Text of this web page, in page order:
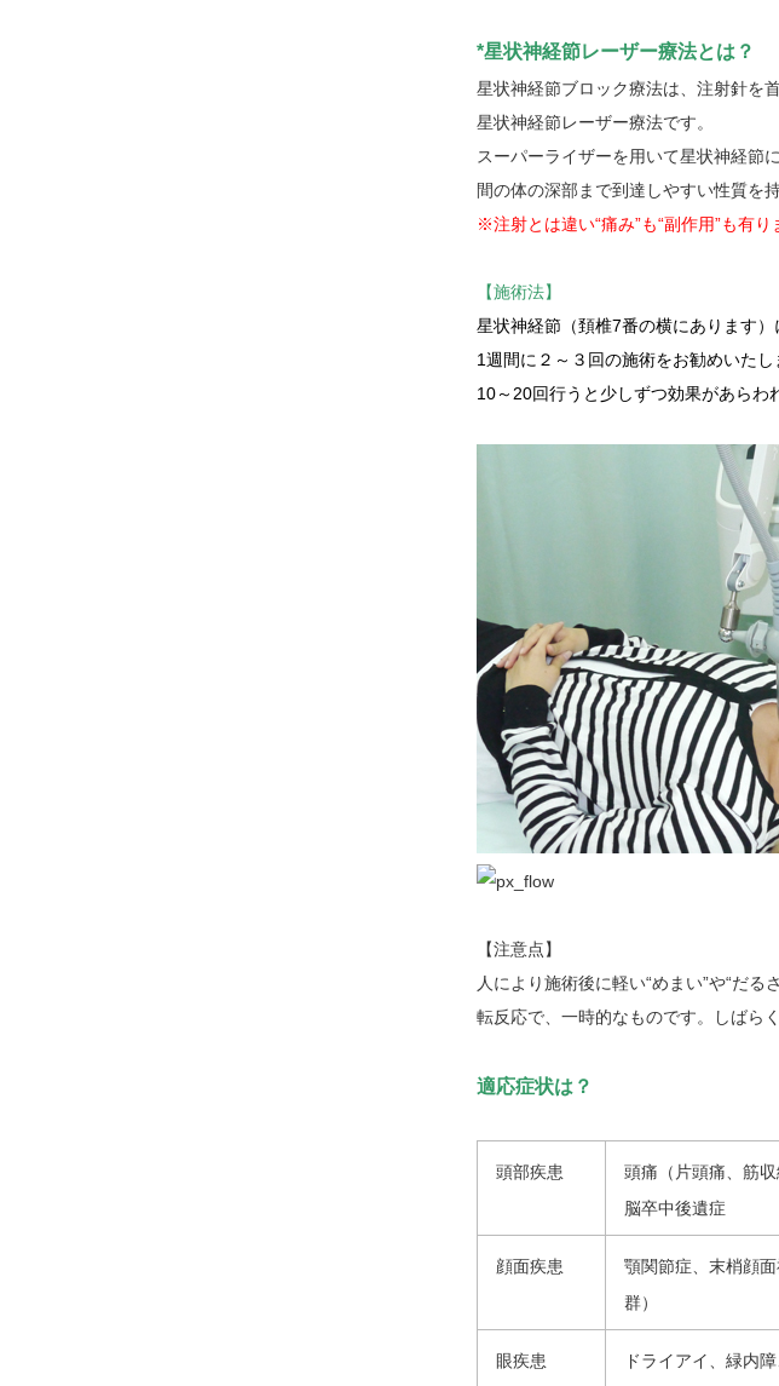
*星状神経節レーザー療法とは？
星状神経節ブロック療法は、注射針を
星状神経節レーザー療法です。
スーパーライザーを用いて星状神経節
間の体の深部まで到達しやすい性質を
※注射とは違い“痛み”も“副作用”も有り
【施術法】
星状神経節（頚椎7番の横にあります）
1週間に２～３回の施術をお勧めいたし
10～20回行うと少しずつ効果があらわ
【注意点】
人により施術後に軽い“めまい”や“だ
転反応で、一時的なものです。しばら
適応症状は？
頭部疾患
頭痛（片頭痛、筋
脳卒中後遺症
顔面疾患
顎関節症、末梢顔
群）
眼疾患
ドライアイ、緑内